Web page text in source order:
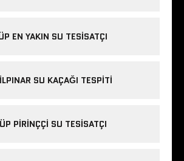
EN YAKIN SU TESISATÇI
SU KAÇAĞI TESPITI
PIRINÇÇI SU TESISATÇI